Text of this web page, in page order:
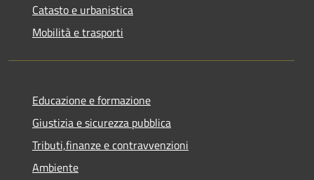
Catasto e urbanistica
Mobilità e trasporti
Educazione e formazione
Giustizia e sicurezza pubblica
Tributi,finanze e contravvenzioni
Ambiente